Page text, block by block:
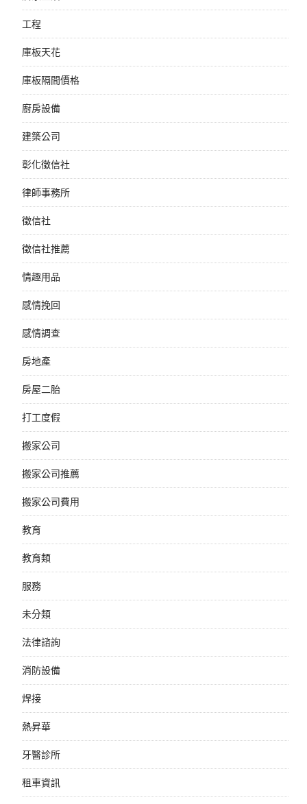
工程
庫板天花
庫板隔間價格
廚房設備
建築公司
彰化徵信社
律師事務所
徵信社
徵信社推薦
情趣用品
感情挽回
感情調查
房地產
房屋二胎
打工度假
搬家公司
搬家公司推薦
搬家公司費用
教育
教育類
服務
未分類
法律諮詢
消防設備
焊接
熱昇華
牙醫診所
租車資訊